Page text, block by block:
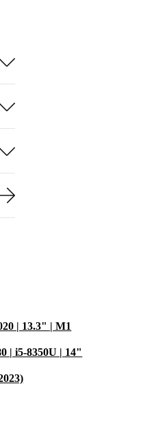
| 13.3" | M1
| i5-8350U | 14"